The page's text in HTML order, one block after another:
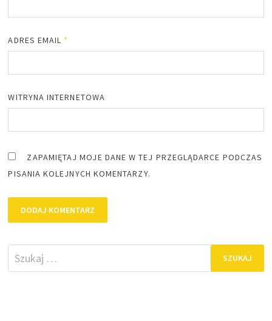
ADRES EMAIL *
WITRYNA INTERNETOWA
ZAPAMIĘTAJ MOJE DANE W TEJ PRZEGLĄDARCE PODCZAS
PISANIA KOLEJNYCH KOMENTARZY.
Szukaj: